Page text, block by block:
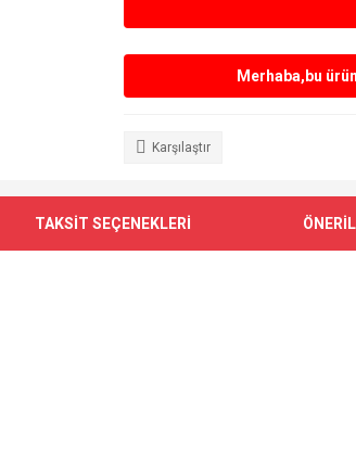
Merhaba,bu
Karşılaştır
TAKSİT SEÇENEKLERİ